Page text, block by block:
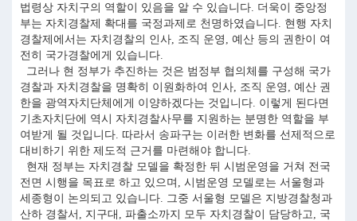
법령상 자치구의 역할이 있음을 알 수 있습니다. 더욱이 중앙정
부는 자치경찰제 확대를 국정과제로 천명하였습니다. 현행 자치
경찰제에서는 자치경찰의 인사, 조직 운영, 예산 등의 권한이 여
전히 국가경찰에게 있습니다.
그러나 현 정부가 추진하는 것은 범정부 협의체를 구성해 국가
경찰과 자치경찰을 명확히 이원화하여 인사, 조직 운영, 예산 권
한을 광역자치단체에게 이양하겠다는 것입니다. 이렇게 된다면
기초자치단에 역시 자치경찰사무를 지원하는 분명한 역할을 부
여받게 될 것입니다. 따라서 송파구는 이러한 변화를 선제적으로
대비하기 위한 제도적 근거를 마련해야 합니다.
현재 정부는 자치경찰 모델을 확정한 뒤 시범운영을 거쳐 전국
전면 시행을 목표로 하고 있으며, 시범운영 모델로는 서울형과
세종형이 논의되고 있습니다. 그중 서울형 모델은 지방경찰청과
산하 경찰서, 지구대, 파출소까지 모두 자치경찰이 담당하고, 국